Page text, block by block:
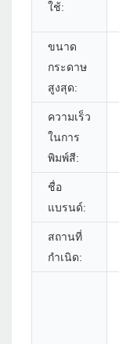
ใช้:
ขนาด
กระดาษ
สูงสุด:
ความเร็ว
ในการ
พิมพ์สี:
ชื่อ
แบรนด์:
สถานที่
กำเนิด: